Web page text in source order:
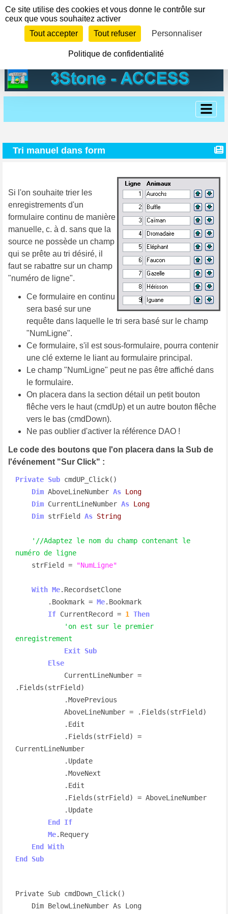
Tri manuel dans form
Si l'on souhaite trier les
enregistrements d'un
formulaire continu de manière
manuelle, c. à d. sans que la
source ne possède un champ
qui se prête au tri désiré, il
faut se rabattre sur un champ
"numéro de ligne".
Ce formulaire en continu
sera basé sur une
requête dans laquelle le tri sera basé sur le champ
"NumLigne".
Ce formulaire, s'il est sous-formulaire, pourra contenir
une clé externe le liant au formulaire principal.
Le champ "NumLigne" peut ne pas être affiché dans
le formulaire.
On placera dans la section détail un petit bouton
flêche vers le haut (cmdUp) et un autre bouton flêche
vers le bas (cmdDown).
Ne pas oublier d'activer la référence DAO !
Le code des boutons que l'on placera dans la Sub de
l'événement "Sur Click" :
Private Sub cmdUP_Click()
Dim AboveLineNumber As Long
Dim CurrentLineNumber As Long
Dim strField As String
'//Adaptez le nom du champ contenant le
numéro de ligne
    strField =
"NumLigne"
With Me.RecordsetClone
        .Bookmark =
Me.Bookmark
If CurrentRecord = 1
Then
'on est sur le premier
enregistrement
Exit Sub
Else
.Fields(strField)
CurrentLineNumber
End If
Me.Requery
End With
End Sub
Private Sub cmdDown_Click()
Panneau de gestion des cookies
Ce site utilise des cookies et vous donne le contrôle sur
ceux que vous souhaitez activer
Tout accepter
Tout refuser Personnaliser
Politique de confidentialité